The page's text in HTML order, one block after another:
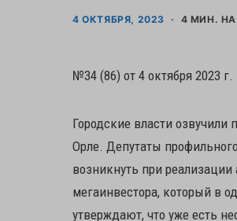
4 ОКТЯБРЯ, 2023 4 МИН. НА
№34 (86) от 4 октября 2023 г.
Городские власти
Орле. Депутаты
возникнуть при
мегаинвестора, который в
утверждают, что уже есть